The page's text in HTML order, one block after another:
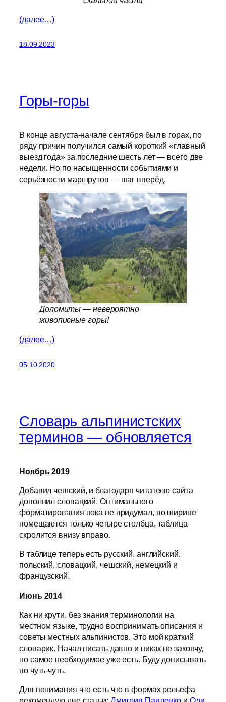
(далее…)
18.09.2023
Горы-горы
В конце августа-начале сентября был в горах, по
ряду причин получился самый короткий «главный
выезд года» за последние шесть лет — всего две
недели. Но по насыщенности событиями и
серьёзности маршрутов — шаг вперёд.
Доломиты — невероятно
живописные горы!
(далее…)
05.10.2020
Словарь альпинистских
терминов — обновляется
Ноябрь 2019
Добавил чешский, и благодаря читателю сайта
дополнил словацкий. Оптимального
форматирования пока не придумал, по ширине
помещаются только четыре столбца, таблица
скролится внизу вправо.
В таблице теперь есть русский, английский,
польский, словацкий, чешский, немецкий и
французский.
Июнь 2014
Как ни крути, без знания терминологии на
местном языке, трудно воспринимать описания и
советы местных альпинистов. Это мой краткий
словарик. Начал писать давно и никак не закончу,
но самое необходимое уже есть. Буду дописывать
по чуть-чуть.
Для понимания что есть что в формах рельефа